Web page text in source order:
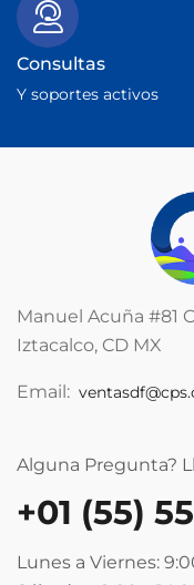
Consultas
Y soportes activos
Manuel Acuña #81
Iztacalco, CD MX
Email:
Alguna Pregunta?
+01 (55)
Lunes a Viernes: